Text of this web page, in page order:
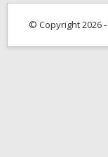
© Copyright 2026 -